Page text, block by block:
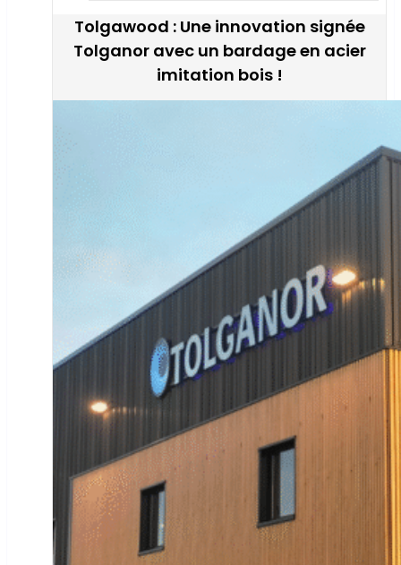
Tolgawood : Une innovation signée
Tolganor avec un bardage en acier
imitation bois !